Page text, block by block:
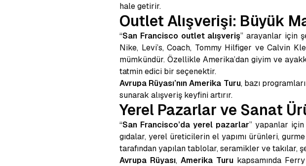
hale getirir.
Outlet Alışverişi: Büyük
“San Francisco outlet alışveriş” arayanlar için
Nike, Levi’s, Coach, Tommy Hilfiger ve Calvin
mümkündür. Özellikle Amerika’dan giyim ve
tatmin edici bir seçenektir.
Avrupa Rüyası’nın Amerika Turu, bazı
sunarak alışveriş keyfini artırır.
Yerel Pazarlar ve Sanat
“San Francisco’da yerel pazarlar” yapanlar
gıdalar, yerel üreticilerin el yapımı ürünleri,
tarafından yapılan tablolar, seramikler ve takılar,
Avrupa Rüyası,Amerika Turu kapsamında